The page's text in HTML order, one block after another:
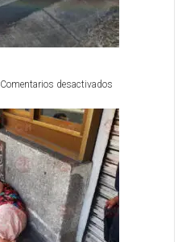
Comentarios desactivadosen
carga
de
cerveza